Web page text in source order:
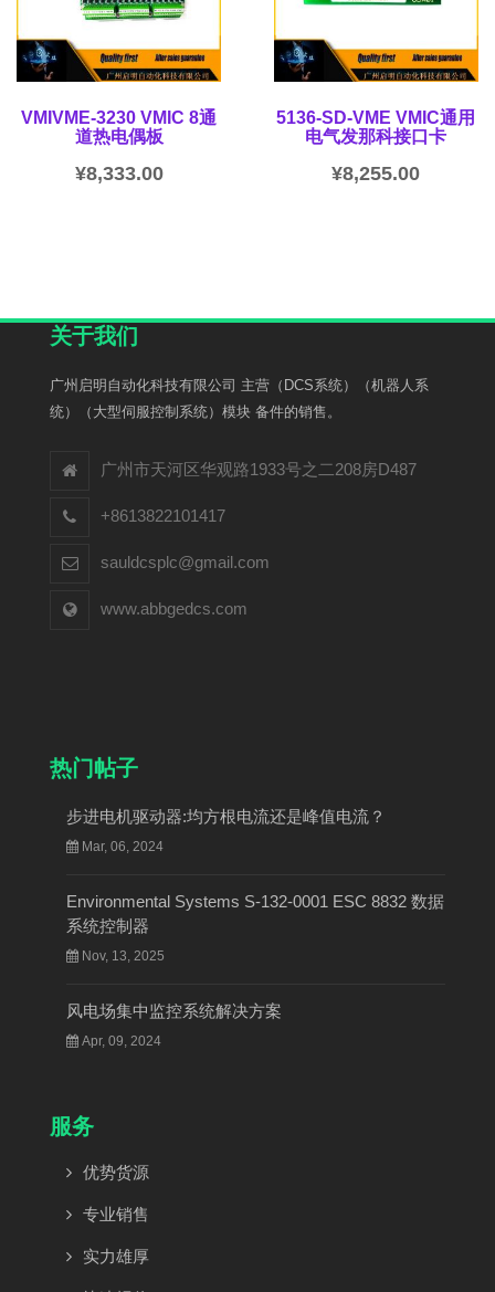
VMIVME-3230 VMIC 8通
道热电偶板
¥8,333.00
5136-SD-VME VMIC通用
电气发那科接口卡
¥8,255.00
关于我们
广州启明自动化科技有限公司 主营（DCS系统）（机器人系
统）（大型伺服控制系统）模块 备件的销售。
广州市天河区华观路1933号之二208房D487
+8613822101417
sauldcsplc@gmail.com
www.abbgedcs.com
热门帖子
步进电机驱动器:均方根电流还是峰值电流？
Mar, 06, 2024
Environmental Systems S-132-0001 ESC 8832 数据
系统控制器
Nov, 13, 2025
风电场集中监控系统解决方案
Apr, 09, 2024
服务
优势货源
专业销售
实力雄厚